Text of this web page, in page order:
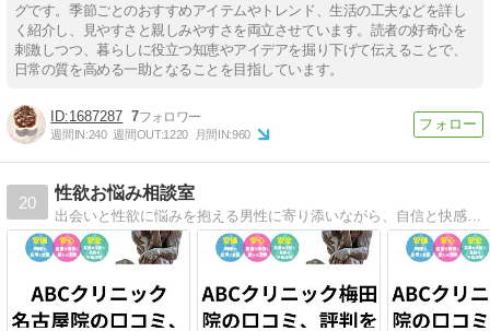
グです。季節ごとのおすすめアイテムやトレンド、生活の工夫などを詳し
く紹介し、見やすさと親しみやすさを両立させています。読者の好奇心を
刺激しつつ、暮らしに役立つ知恵やアイデアを掘り下げて伝えることで、
日常の質を高める一助となることを目指しています。
1687287 7
週間IN:240 週間OUT:1220 月間IN:960
20
性欲お悩み相談室
出会いと性欲に悩みを抱える男性に寄り添いながら、自信と快感を取り戻すためのヒントを提供し、女性との交わりに積極的になってもらうためのサイトです。